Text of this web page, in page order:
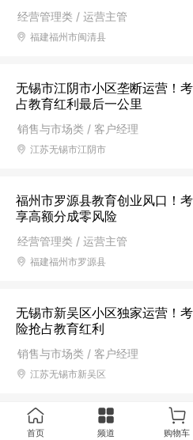
经营管理类 / 运营主管
福建福州市闽清县
无锡市江阴市小区垄断运营！
占教育红利最后一公里
销售与市场类 / 客户经理
江苏无锡市江阴市
福州市罗源县教育创业风口！
享高额分成零风险
经营管理类 / 运营主管
福建福州市罗源县
无锡市新吴区小区独家运营！
险抢占教育红利
销售与市场类 / 客户经理
江苏无锡市新吴区
福州市连江县教育创业风口！
首页 频道 购物车